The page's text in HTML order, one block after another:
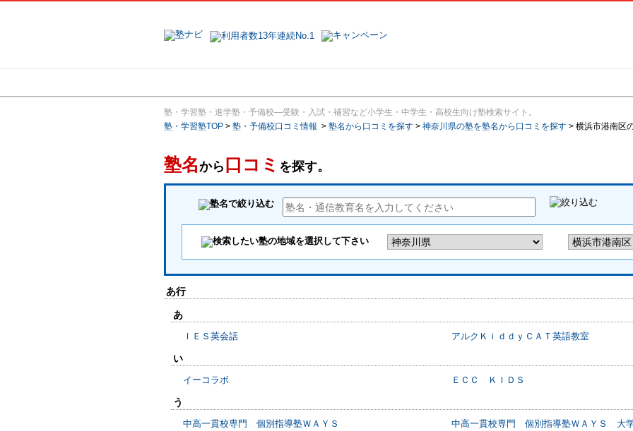
塾・学習塾・進学塾・予備校―受験・入試・補習など小学生・中学生・高校生向け塾検索サイト。
塾・学習塾TOP > 塾・予備校口コミ情報 > 塾名から口コミを探す > 神奈川県の塾を塾名から口コミを探す > 横浜市港南区
塾名から 口コミ を探す。
あ行
あ
ＩＥＳ英会話 アルクＫｉｄｄｙＣＡＴ英語教室
い
イーコラボ ＥＣＣ ＫＩＤＳ
う
中高一貫校専門 個別指導塾ＷＡＹＳ
中高一貫校専門 個別指導塾ＷＡＹＳ 大